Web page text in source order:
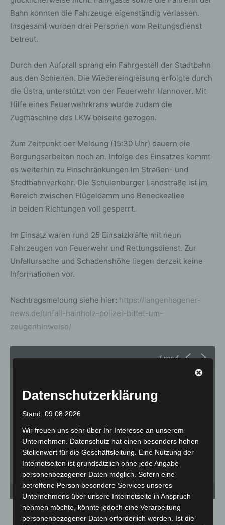
Bahn konnten die Fahrzeuge eigenständig verlassen.
Insgesamt wurden drei Personen vom Rettungsdienst
betreut.
Durch den Aufprall sprang ein Fahrgestell der Stadtbahn
aus den Schienen. Die Wiedereingleisung erfolgte durch
die Üstra, unterstützt von der Feuerwehr Hannover. Mit
Hilfe eines Feuerwehrkrans wurde zudem die
Zugmaschine des LKW beiseite gezogen.
Zum Zeitpunkt der Meldung (15:30 Uhr) dauern die
Bergungsarbeiten noch an. Infolge des Einsatzes kommt
es weiterhin zu Einschränkungen im Straßen- und
Stadtbahnverkehr. Die Schulenburger Landstraße ist im
Bereich zwischen Flügeldamm und Beneckeallee
in beiden Richtungen voll gesperrt.
Im Einsatz waren rund 25 Einsatzkräfte mit neun
Fahrzeugen von Feuerwehr und Rettungsdienst. Zur
Unfallursache und Schadenshöhe liegen derzeit keine
Informationen vor.
Nachtragsmeldung siehe hier: https://langenhagener-
news.de/unfall-hainholz-polizei-bittet-um-
zeugenhinweise/
1von 4
Stadtbahn kollidiert mit LKW in Hannover-Vinnhorst. - © Carl-Marcus Müller /
LGHNews
Datenschutzerklärung
Stand: 09.08.2026
Wir freuen uns sehr über Ihr Interesse an unserem
Unternehmen. Datenschutz hat einen besonders hohen
Stellenwert für die Geschäftsleitung. Eine Nutzung der
Internetseiten ist grundsätzlich ohne jede Angabe
personenbezogener Daten möglich. Sofern eine
betroffene Person besondere Services unseres
Unternehmens über unsere Internetseite in Anspruch
nehmen möchte, könnte jedoch eine Verarbeitung
personenbezogener Daten erforderlich werden. Ist die